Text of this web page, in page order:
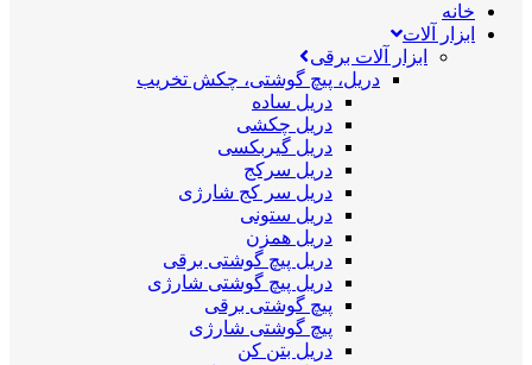
خانه
ابزار آلات
ابزار آلات برقی
دریل، پیچ گوشتی، چکش تخریب
دریل ساده
دریل چکشی
دریل گیربکسی
دریل سرکج
دریل سر کج شارژی
دریل ستونی
دریل همزن
دریل پیچ گوشتی برقی
دریل پیچ گوشتی شارژی
پیچ گوشتی برقی
پیچ گوشتی شارژی
دریل بتن کن